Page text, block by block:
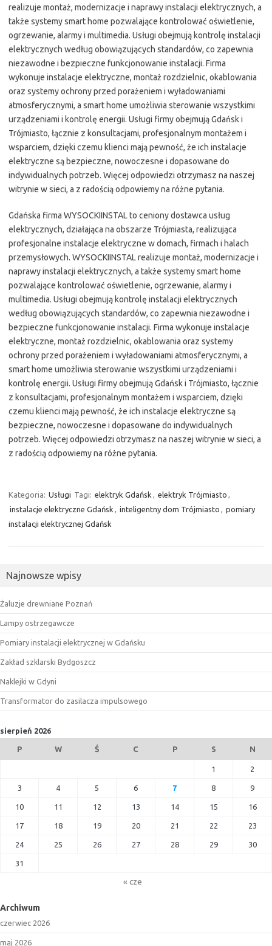
realizuje montaż, modernizacje i naprawy instalacji elektrycznych, a
także systemy smart home pozwalające kontrolować oświetlenie,
ogrzewanie, alarmy i multimedia. Usługi obejmują kontrolę instalacji
elektrycznych według obowiązujących standardów, co zapewnia
niezawodne i bezpieczne funkcjonowanie instalacji. Firma
wykonuje instalacje elektryczne, montaż rozdzielnic, okablowania
oraz systemy ochrony przed porażeniem i wyładowaniami
atmosferycznymi, a smart home umożliwia sterowanie wszystkimi
urządzeniami i kontrolę energii. Usługi firmy obejmują Gdańsk i
Trójmiasto, łącznie z konsultacjami, profesjonalnym montażem i
wsparciem, dzięki czemu klienci mają pewność, że ich instalacje
elektryczne są bezpieczne, nowoczesne i dopasowane do
indywidualnych potrzeb. Więcej odpowiedzi otrzymasz na naszej
witrynie w sieci, a z radością odpowiemy na różne pytania.
Gdańska firma WYSOCKIINSTAL to ceniony dostawca usług
elektrycznych, działająca na obszarze Trójmiasta, realizująca
profesjonalne instalacje elektryczne w domach, firmach i halach
przemysłowych. WYSOCKIINSTAL realizuje montaż, modernizacje i
naprawy instalacji elektrycznych, a także systemy smart home
pozwalające kontrolować oświetlenie, ogrzewanie, alarmy i
multimedia. Usługi obejmują kontrolę instalacji elektrycznych
według obowiązujących standardów, co zapewnia niezawodne i
bezpieczne funkcjonowanie instalacji. Firma wykonuje instalacje
elektryczne, montaż rozdzielnic, okablowania oraz systemy
ochrony przed porażeniem i wyładowaniami atmosferycznymi, a
smart home umożliwia sterowanie wszystkimi urządzeniami i
kontrolę energii. Usługi firmy obejmują Gdańsk i Trójmiasto, łącznie
z konsultacjami, profesjonalnym montażem i wsparciem, dzięki
czemu klienci mają pewność, że ich instalacje elektryczne są
bezpieczne, nowoczesne i dopasowane do indywidualnych
potrzeb. Więcej odpowiedzi otrzymasz na naszej witrynie w sieci, a
z radością odpowiemy na różne pytania.
Kategoria: Usługi Tagi: elektryk Gdańsk , elektryk Trójmiasto ,
instalacje elektryczne Gdańsk , inteligentny dom Trójmiasto , pomiary
instalacji elektrycznej Gdańsk
Najnowsze wpisy
Żaluzje drewniane Poznań
Lampy ostrzegawcze
Pomiary instalacji elektrycznej w Gdańsku
Zakład szklarski Bydgoszcz
Naklejki w Gdyni
Transformator do zasilacza impulsowego
sierpień 2026
P W Ś C P S N
1 2
3 4 5 6 7 8 9
10 11 12 13 14 15 16
17 18 19 20 21 22 23
24 25 26 27 28 29 30
31
« cze
Archiwum
czerwiec 2026
maj 2026